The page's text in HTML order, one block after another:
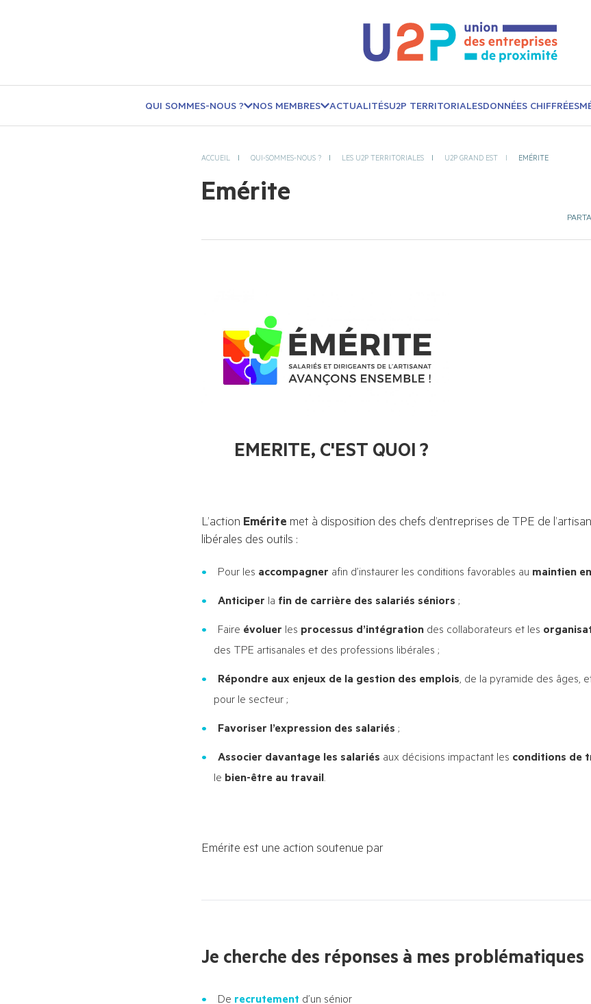
QUI SOMMES-NOUS ? NOS MEMBRES ACTUALITÉSU2P TERRITORIALESDONNÉES CHIFFRÉES
ACCUEIL QUI-SOMMES-NOUS ? LES U2P TERRITORIALES U2P GRAND EST EMÉRITE
Emérite
EMERITE, C'EST QUOI ?
L’action Emérite met à disposition des chefs d’entreprises de TPE de
libérales des outils :
Pour les accompagner afin d’instaurer les conditions favorables au maintien
Anticiper la fin de carrière des salariés séniors ;
Faire évoluer les processus d’intégration des collaborateurs et les
des TPE artisanales et des professions libérales ;
Répondre aux enjeux de la gestion des emplois, de la pyramide des âges,
pour le secteur ;
Favoriser l’expression des salariés ;
Associer davantage les salariés aux décisions impactant les conditions de
le bien-être au travail.
Emérite est une action soutenue par
Je cherche des réponses à mes problématiques
De recrutement d’un sénior